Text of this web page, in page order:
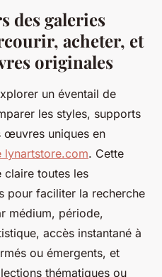
des galeries
acheter, et
originales
un éventail de
les styles, supports
œuvres uniques en
lynartstore.com. Cette
claire toutes les
pour faciliter la recherche
médium, période,
accès instantané à
ou émergents, et
thématiques ou